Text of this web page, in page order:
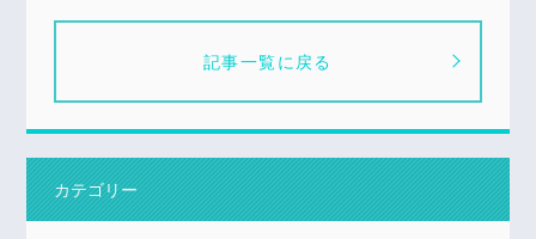
記事一覧に戻る
カテゴリー